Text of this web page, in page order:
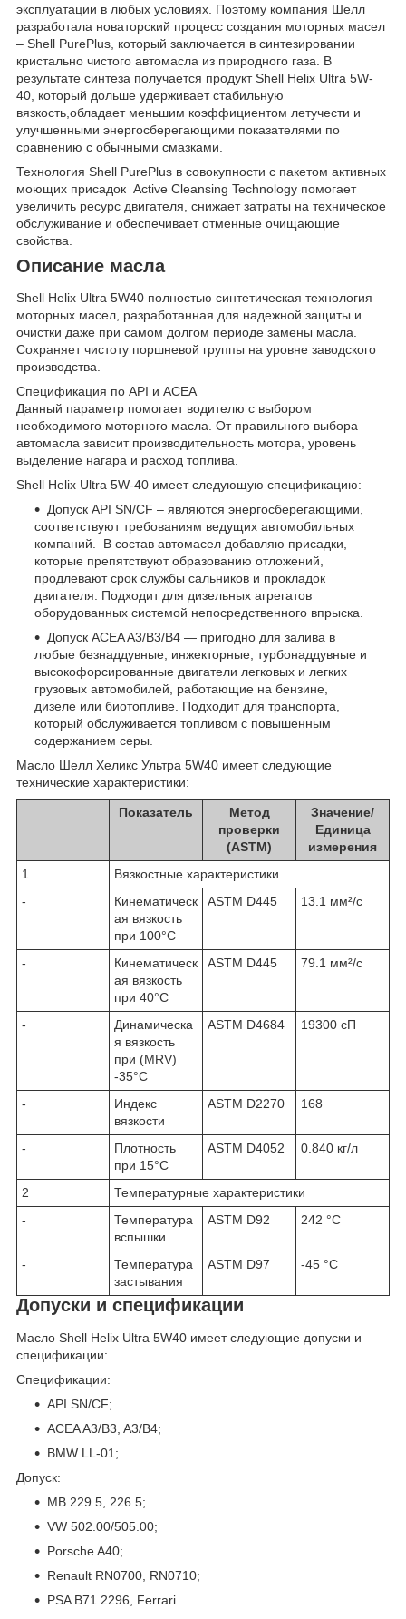
эксплуатации в любых условиях. Поэтому компания Шелл
разработала новаторский процесс создания моторных масел
– Shell PurePlus, который заключается в синтезировании
кристально чистого автомасла из природного газа. В
результате синтеза получается продукт Shell Helix Ultra 5W-
40, который дольше удерживает стабильную
вязкость,обладает меньшим коэффициентом летучести и
улучшенными энергосберегающими показателями по
сравнению с обычными смазками.
Технология Shell PurePlus в совокупности с пакетом активных
моющих присадок Active Cleansing Technology помогает
увеличить ресурс двигателя, снижает затраты на техническое
обслуживание и обеспечивает отменные очищающие
свойства.
Описание масла
Shell Helix Ultra 5W40 полностью синтетическая технология
моторных масел, разработанная для надежной защиты и
очистки даже при самом долгом периоде замены масла.
Сохраняет чистоту поршневой группы на уровне заводского
производства.
Спецификация по API и ACEA
Данный параметр помогает водителю с выбором
необходимого моторного масла. От правильного выбора
автомасла зависит производительность мотора, уровень
выделение нагара и расход топлива.
Shell Helix Ultra 5W-40 имеет следующую спецификацию:
Допуск API SN/CF – являются энергосберегающими,
соответствуют требованиям ведущих автомобильных
компаний. В состав автомасел добавляю присадки,
которые препятствуют образованию отложений,
продлевают срок службы сальников и прокладок
двигателя. Подходит для дизельных агрегатов
оборудованных системой непосредственного впрыска.
Допуск ACEA A3/B3/B4 — пригодно для залива в
любые безнаддувные, инжекторные, турбонаддувные и
высокофорсированные двигатели легковых и легких
грузовых автомобилей, работающие на бензине,
дизеле или биотопливе. Подходит для транспорта,
который обслуживается топливом с повышенным
содержанием серы.
Масло Шелл Хеликс Ультра 5W40 имеет следующие
технические характеристики:
Показатель
Метод
проверки
(ASTM)
Значение/
Единица
измерения
1
Вязкостные характеристики
-
Кинематическ
ая вязкость
при 100°C
ASTM D445 13.1 мм²/с
-
Кинематическ
ая вязкость
при 40°C
ASTM D445 79.1 мм²/с
-
Динамическа
я вязкость
при (MRV)
-35°C
ASTM D4684 19300 сП
-
Индекс
вязкости
ASTM D2270 168
-
Плотность
при 15°C
ASTM D4052 0.840 кг/л
2
Температурные характеристики
-
Температура
вспышки
ASTM D92 242 °C
-
Температура
застывания
ASTM D97 -45 °C
Допуски и спецификации
Масло Shell Helix Ultra 5W40 имеет следующие допуски и
спецификации:
Спецификации:
API SN/CF;
ACEA A3/B3, A3/B4;
BMW LL-01;
Допуск:
MB 229.5, 226.5;
VW 502.00/505.00;
Porsche A40;
Renault RN0700, RN0710;
PSA B71 2296, Ferrari.